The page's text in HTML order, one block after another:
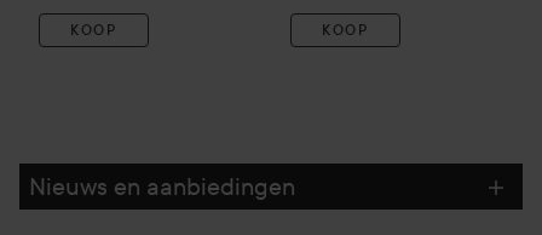
KOOP KOOP
Nieuws en aanbiedingen